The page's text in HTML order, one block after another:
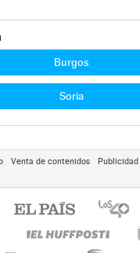
Burgos
Soria
Venta de contenidos Publicidad